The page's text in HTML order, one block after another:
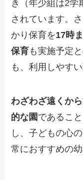
き（年少組は2学
されています。
かり保育を17時
保育も実施予定
も、利用しやす
わざわざ遠くか
的な園であるこ
し、子どもの心
常におすすめの